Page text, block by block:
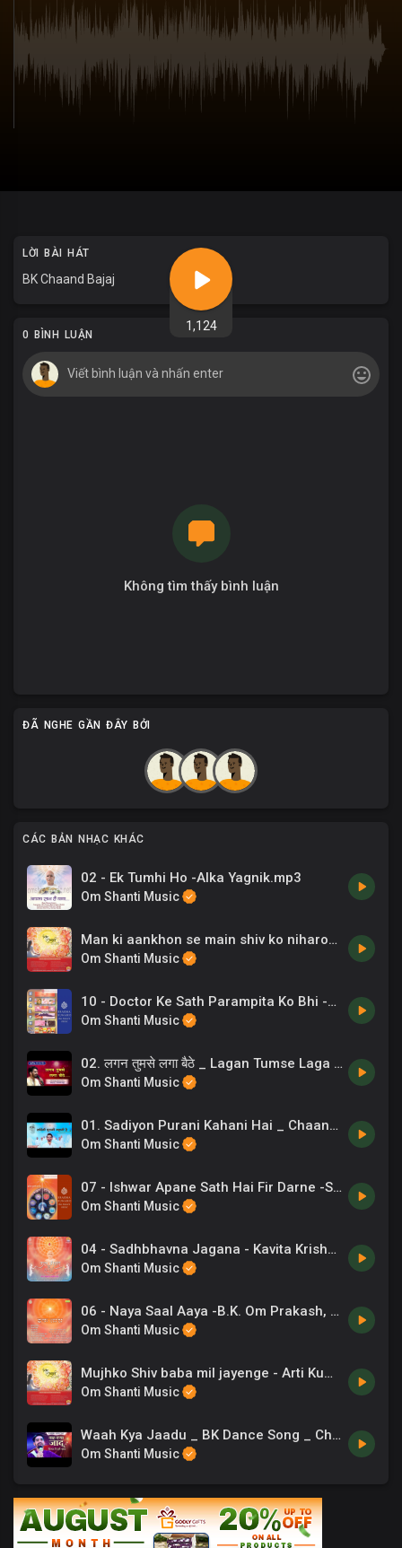
1,124
LỜI BÀI HÁT
BK Chaand Bajaj
0 BÌNH LUẬN
Không tìm thấy bình luận
ĐÃ NGHE GẦN ĐÂY BỞI
CÁC BẢN NHẠC KHÁC
02 - Ek Tumhi Ho -Alka Yagnik.mp3
Om Shanti Music
Man ki aankhon se main shiv ko niharoongi - Arti Kumar
Om Shanti Music
10 - Doctor Ke Sath Parampita Ko Bhi -Anand Kumar C .mp3
Om Shanti Music
02. लगन तुमसे लगा बैठे _ Lagan Tumse Laga Baithe _ Full Video Song _ Chaand Bajaj
Om Shanti Music
01. Sadiyon Purani Kahani Hai _ Chaand Bajaj _ New BK Song _ सदियों पुरानी कहानी है _ 04
Om Shanti Music
07 - Ishwar Apane Sath Hai Fir Darne -Suresh Wadkar, Shayaj Billoo .mp3
Om Shanti Music
04 - Sadhbhavna Jagana - Kavita Krishnamurthy.mp3
Om Shanti Music
06 - Naya Saal Aaya -B.K. Om Prakash, Chrous .mp3
Om Shanti Music
Mujhko Shiv baba mil jayenge - Arti Kumar
Om Shanti Music
Waah Kya Jaadu _ BK Dance Song _ Chaand Bajaj _ Garba Special _ 10
Om Shanti Music